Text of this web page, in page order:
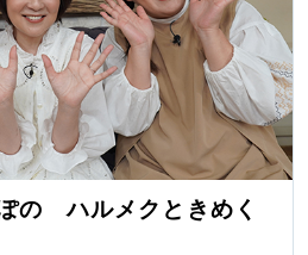
の ハルメクときめく